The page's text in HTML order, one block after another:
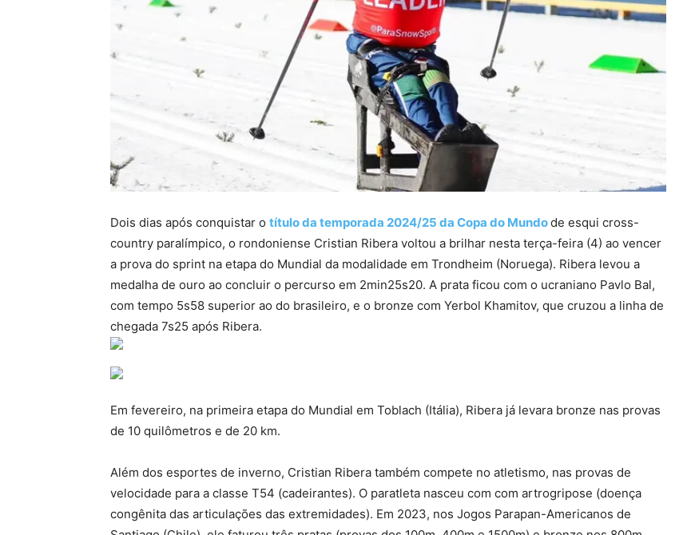
Dois dias após conquistar o título da temporada 2024/25 da Copa do Mundode esqui cross-
country paralímpico, o rondoniense Cristian Ribera voltou a brilhar nesta terça-feira (4) ao vencer
a prova do sprint na etapa do Mundial da modalidade em Trondheim (Noruega). Ribera levou a
medalha de ouro ao concluir o percurso em 2min25s20. A prata ficou com o ucraniano Pavlo Bal,
com tempo 5s58 superior ao do brasileiro, e o bronze com Yerbol Khamitov, que cruzou a linha de
chegada 7s25 após Ribera.
Em fevereiro, na primeira etapa do Mundial em Toblach (Itália), Ribera já levara bronze nas provas
de 10 quilômetros e de 20 km.
Além dos esportes de inverno, Cristian Ribera também compete no atletismo, nas provas de
velocidade para a classe T54 (cadeirantes). O paratleta nasceu com com artrogripose (doença
congênita das articulações das extremidades). Em 2023, nos Jogos Parapan-Americanos de